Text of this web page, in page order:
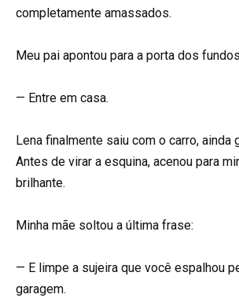
completamente amassados.
Meu pai apontou para a porta dos
— Entre em casa.
Lena finalmente saiu com o carro, ainda
Antes de virar a esquina, acenou para
brilhante.
Minha mãe soltou a última frase:
— E limpe a sujeira que você espalhou
garagem.